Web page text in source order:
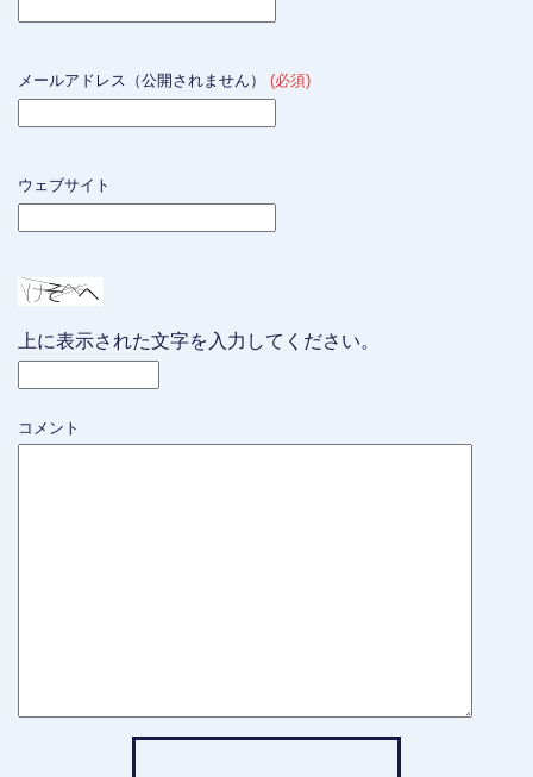
メールアドレス（公開されません） (必須)
ウェブサイト
上に表示された文字を入力してください。
コメント